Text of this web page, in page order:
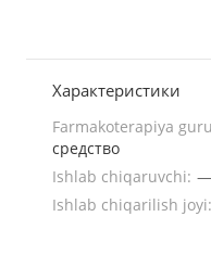
Характеристики
Farmakoterapiya
средство
Ishlab chiqaruvchi: —
Ishlab chiqarilish joyi: